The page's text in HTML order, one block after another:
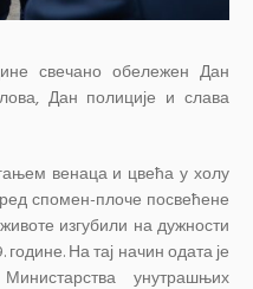
свечано обележен Дан
Дан полиције и слава
венаца и цвећа у холу
спомен-плоче посвећене
изгубили на дужности
На тај начин одата је
унутрашњих